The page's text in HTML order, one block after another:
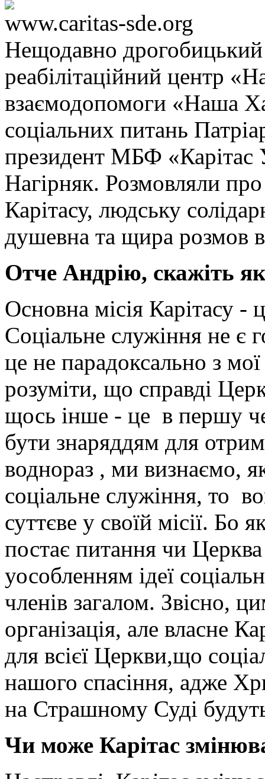
www.caritas-sde.org
Нещодавно дрогобицький
реабілітаційний центр
взаємодопомоги «Наша
соціальних питань
президент МБФ «Карітас
Нагірняк. Розмовляли
Карітасу, людську
душевна та щира розмов
Отче Андрію, скажіть
Основна місія Карітасу
Соціальне служіння не
це не парадоксально з
розуміти, що справді
щось інше - це в першу
бути знаряддям для
воднораз , ми визнаємо,
соціальне служіння, то
суттєве у своїй місії. Бо
постає питання чи
уособленням ідеї
членів загалом. Звісно,
організація, але власне
для всієї Церкви,що
нашого спасіння, адже
на Страшному Суді
Чи може Карітас